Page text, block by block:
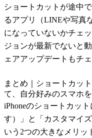
ショートカットが途中
るアプリ（LINEや写真
になっていないかチェ
ジョンが最新でないと
ェアアップデートもチ
まとめ｜ショートカッ
て、自分好みのスマホを
iPhoneのショートカッ
す）」と「カスタマイ
いう2つの大きなメリッ